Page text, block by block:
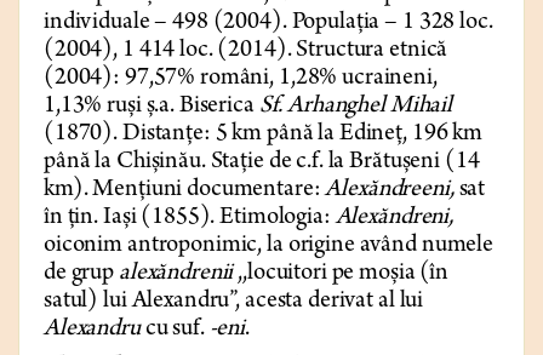
individuale – 498 (2004). Populația – 1 328 loc.
(2004), 1 414 loc. (2014). Structura etnică
(2004): 97,57% români, 1,28% ucraineni,
1,13% ruși ș.a. Biserica Sf. Arhanghel Mihail
(1870).Distanțe: 5 km până la Edineț, 196 km
până la Chișinău. Stație de c.f. la Brătușeni (14
km). Mențiuni documentare:Alexăndreeni,sat
în țin. Iași (1855). Etimologia:Alexăndreni,
oiconim antroponimic, la origine având numele
de grup alexăndrenii,,locuitori pe moșia (în
satul) lui Alexandru”, acesta derivat al lui
Alexandrucu suf. -eni.